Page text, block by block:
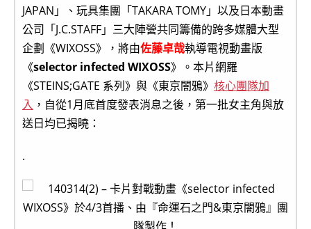
JAPAN」、玩具集團「TAKARA TOMY」以及日本動畫
公司「J.C.STAFF」三大陣營共同籌備的跨多媒體大型
企劃《WIXOSS》，將由佐藤卓哉執導電視動畫版
《selector infected WIXOSS》。本片網羅
《STEINS;GATE 系列》與《東京闇鴉》 核心團隊加
入 ，自從1月底首度發表消息之後，第一批女主角與放
送日均已揭曉：
.